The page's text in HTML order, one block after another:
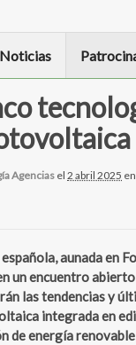
Noticias
Agencias el 2 abril 2025 en
aunada en
un encuentro
las tendencias y
integrada en
de energía